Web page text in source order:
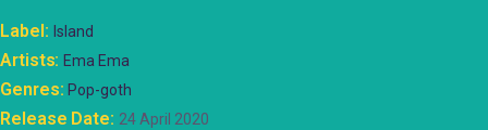
Label Island
Artists Ema Ema
Genres Pop-goth
Release Date 24 April 2020